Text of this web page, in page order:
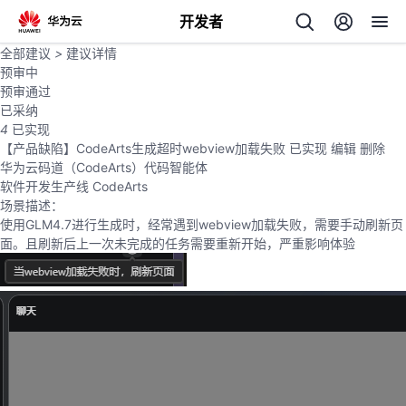
开发者
返
回
个
人
主
我
的
全部建议 > 建议详情
预审中
预审通过
已采纳
4 已实现
【产品缺陷】CodeArts生成超时webview加载失败 已实现 编辑 删除
华为云码道（CodeArts）代码智能体
软件开发生产线 CodeArts
场景描述：
使用GLM4.7进行生成时，经常遇到webview加载失败，需要手动刷新页
面。且刷新后上一次未完成的任务需要重新开始，严重影响体验